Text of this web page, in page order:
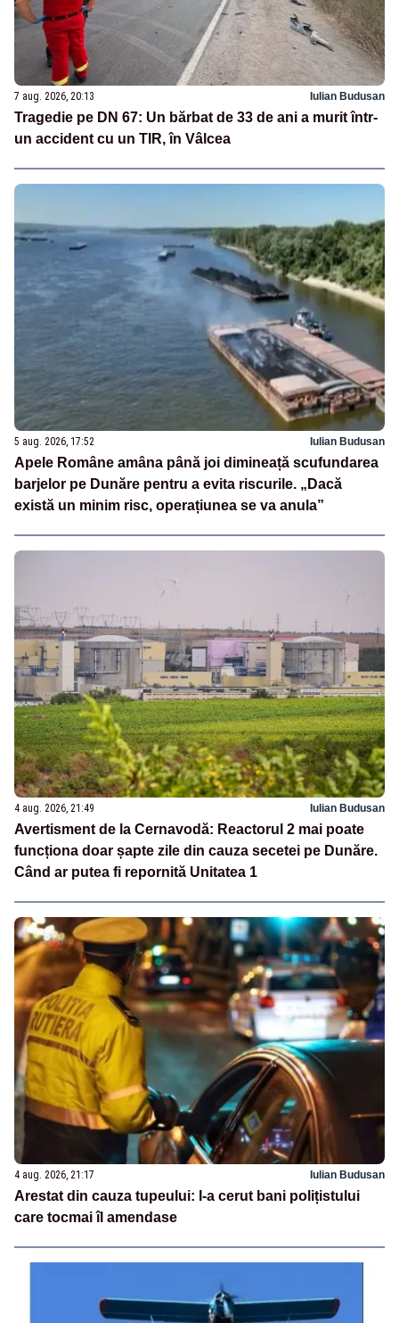
7 aug. 2026, 20:13 Iulian Budusan
Tragedie pe DN 67: Un bărbat de 33 de ani a murit într-
un accident cu un TIR, în Vâlcea
5 aug. 2026, 17:52 Iulian Budusan
Apele Române amâna până joi dimineață scufundarea
barjelor pe Dunăre pentru a evita riscurile. „Dacă
există un minim risc, operațiunea se va anula”
4 aug. 2026, 21:49 Iulian Budusan
Avertisment de la Cernavodă: Reactorul 2 mai poate
funcționa doar șapte zile din cauza secetei pe Dunăre.
Când ar putea fi repornită Unitatea 1
4 aug. 2026, 21:17 Iulian Budusan
Arestat din cauza tupeului: I-a cerut bani polițistului
care tocmai îl amendase